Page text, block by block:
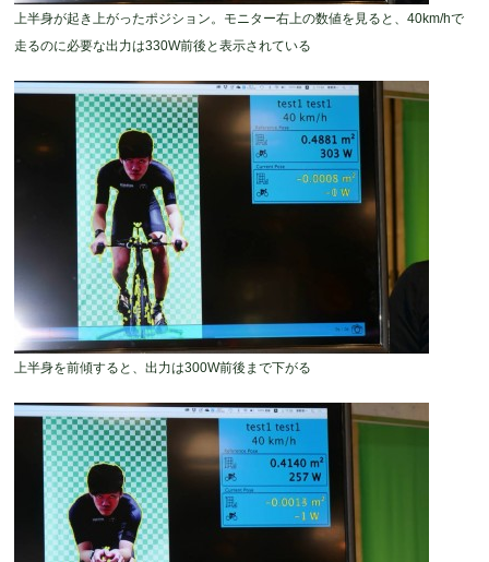
上半身が起き上がったポジション。モニター右上の数値を見ると、40km/hで
走るのに必要な出力は330W前後と表示されている
上半身を前傾すると、出力は300W前後まで下がる